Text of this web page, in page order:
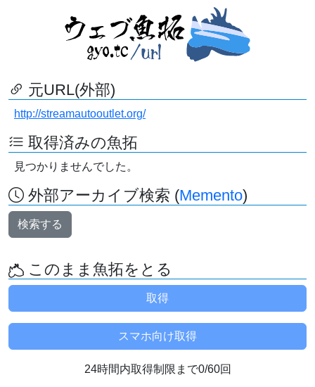
元URL(外部)
http://streamautooutlet.org/
取得済みの魚拓
見つかりませんでした。
外部アーカイブ検索 (Memento)
検索する
このまま魚拓をとる
24時間内取得制限まで0/60回